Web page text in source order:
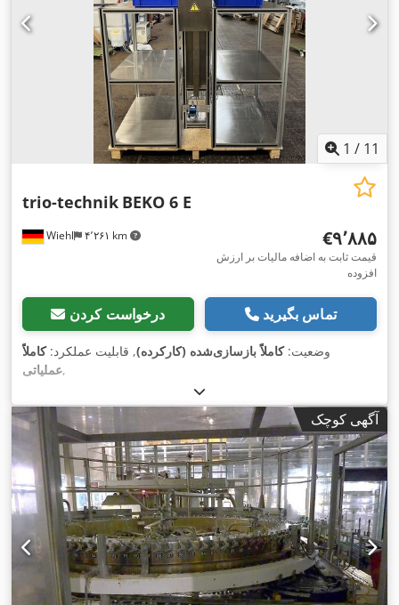
1 / 11
Wiehl ۴٬۲۶۱ km
trio-technik BEKO 6 E
‎€۹٬۸۸۵
قیمت ثابت به اضافه مالیات بر ارزش
افزوده
درخواست کردن تماس بگیرید
وضعیت:کاملاً بازسازی‌شده (کارکرده), قابلیت عملکرد:کاملاً
عملیاتی,
آگهی کوچک